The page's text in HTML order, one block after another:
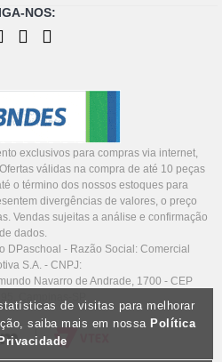
NOS:
exclusivos para compras via internet,
válidas na compra de até 10 peças
o término dos nossos estoques para
divergências de valores, o preço
Vendas sujeitas a análise e confirmação
de dados.
DPaschoal - Razão Social: Comercial
S.A. - CNPJ:
Navarro de Andrade, 1700 - CEP
de visitas para melhorar
saiba mais em nossa Política